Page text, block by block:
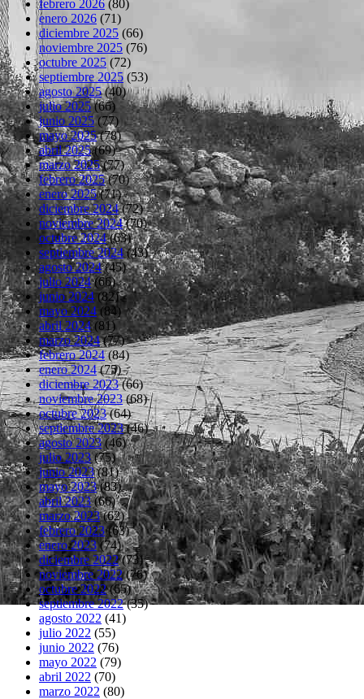
febrero 2026 (80)
enero 2026 (71)
diciembre 2025 (66)
noviembre 2025 (76)
octubre 2025 (72)
septiembre 2025 (53)
agosto 2025(40)
julio 2025(66)
junio 2025(77)
mayo 2025(78)
abril 2025(69)
marzo 2025(77)
febrero 2025(70)
enero 2025(71)
diciembre 2024(72)
noviembre 2024(70)
octubre 2024(63)
septiembre 2024(43)
agosto 2024(45)
julio 2024(66)
junio 2024 (82)
mayo 2024 (84)
abril 2024(81)
marzo 2024(77)
febrero 2024(84)
enero 2024(75)
diciembre 2023(66)
noviembre 2023(68)
octubre 2023(64)
septiembre 2023(46)
agosto 2023(46)
julio 2023(75)
junio 2023(81)
mayo 2023(83)
abril 2023(66)
marzo 2023(62)
febrero 2023(63)
enero 2023(74)
diciembre 2022(73)
noviembre 2022(76)
octubre 2022(65)
septiembre 2022(35)
agosto 2022 (41)
julio 2022 (55)
junio 2022 (76)
mayo 2022 (79)
abril 2022 (70)
marzo 2022 (80)